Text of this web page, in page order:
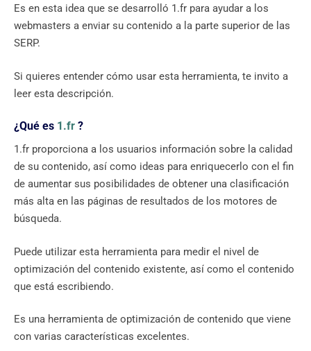
Es en esta idea que se desarrolló 1.fr para ayudar a los
webmasters a enviar su contenido a la parte superior de las
SERP.
Si quieres entender cómo usar esta herramienta, te invito a
leer esta descripción.
¿Qué es 1.fr ?
1.fr proporciona a los usuarios información sobre la calidad
de su contenido, así como ideas para enriquecerlo con el fin
de aumentar sus posibilidades de obtener una clasificación
más alta en las páginas de resultados de los motores de
búsqueda.
Puede utilizar esta herramienta para medir el nivel de
optimización del contenido existente, así como el contenido
que está escribiendo.
Es una herramienta de optimización de contenido que viene
con varias características excelentes.